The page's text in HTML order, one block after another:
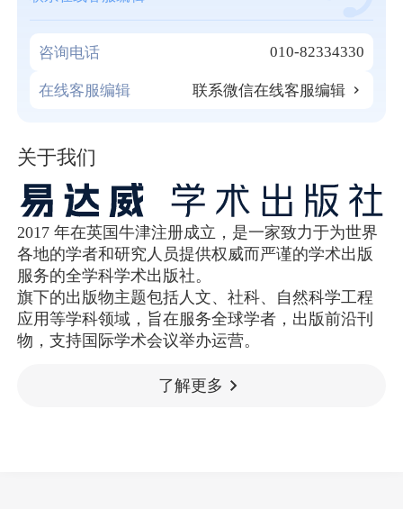
咨询电话 010-82334330
在线客服编辑 联系微信在线客服编辑
关于我们
2017 年在英国牛津注册成立，是一家致力于为世界
各地的学者和研究人员提供权威而严谨的学术出版
服务的全学科学术出版社。
旗下的出版物主题包括人文、社科、自然科学工程
应用等学科领域，旨在服务全球学者，出版前沿刊
物，支持国际学术会议举办运营。
了解更多